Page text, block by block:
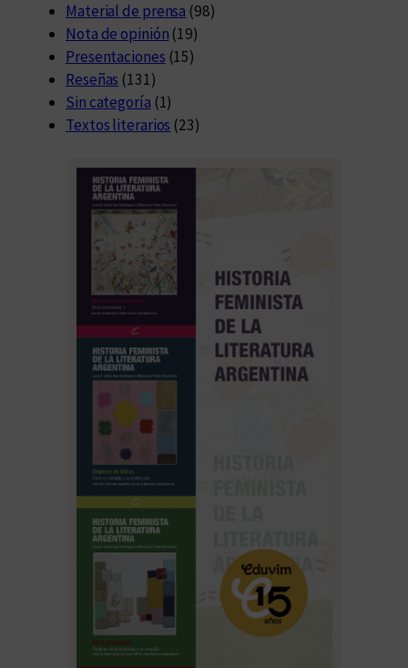
Material de prensa (98)
Nota de opinión (19)
Presentaciones (15)
Reseñas (131)
Sin categoría (1)
Textos literarios (23)